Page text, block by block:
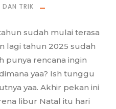
DAN TRIK
sudah mulai terasa
lagi tahun 2025 sudah
punya rencana ingin
yaa? Ish tunggu
yaa. Akhir pekan ini
libur Natal itu hari